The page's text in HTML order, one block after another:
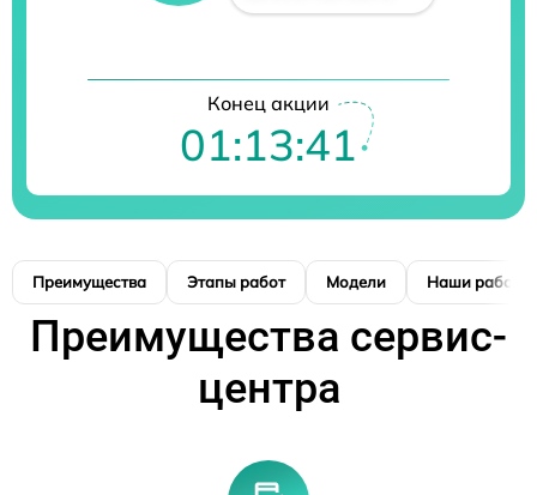
Конец акции
01:13:40
Преимущества Этапы работ Модели Наши работы
Преимущества сервис-
центра